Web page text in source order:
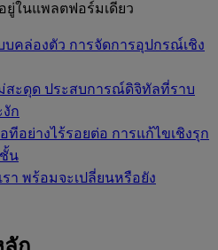
ยู่ในแพลตฟอร์มเดียว
บคล่องตัว การจัดการอุปกรณ์เชิง
สะดุด ประสบการณ์ดิจิทัลที่ราบ
ก
ทีอย่างไร้รอยต่อ การแก้ไขเชิงรุก
น
า พร้อมจะเปลี่ยนหรือยัง